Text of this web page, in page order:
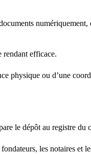
rendant efficace.
physique ou d’une
le dépôt au registre du
les notaires et